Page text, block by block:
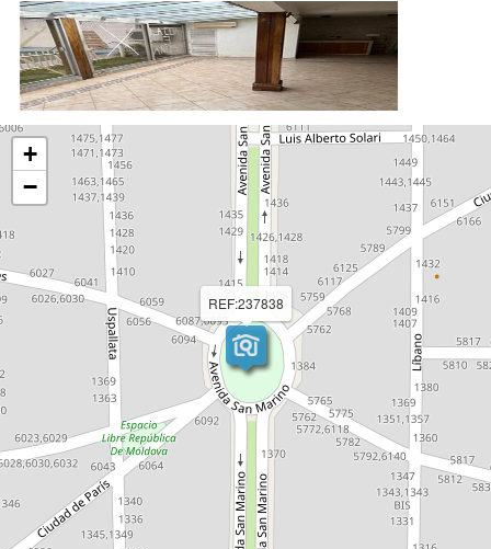
REF:237838
+
−